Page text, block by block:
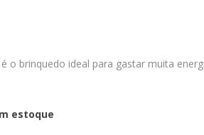
o brinquedo ideal para gastar muita
estoque